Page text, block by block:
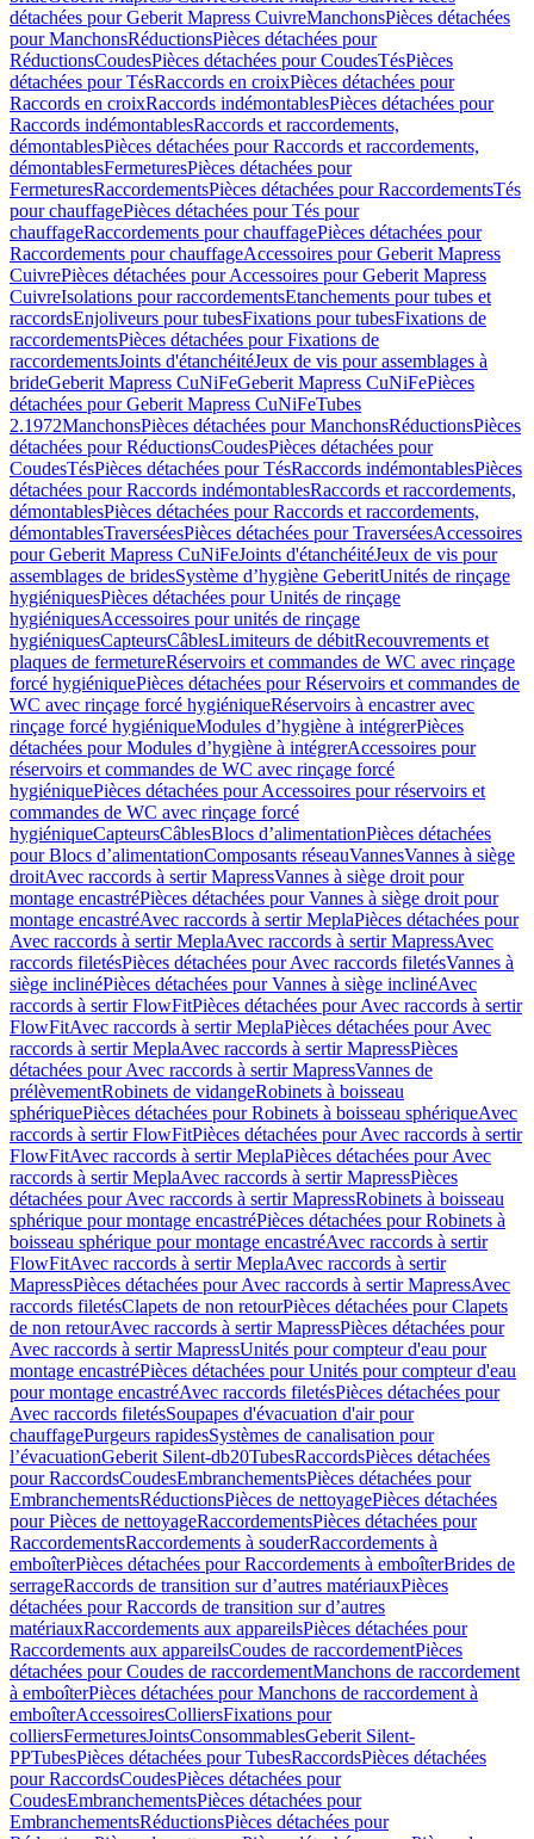
détachées pour Geberit Mapress CuivreManchonsPièces détachées
pour ManchonsRéductionsPièces détachées pour
RéductionsCoudesPièces détachées pour CoudesTésPièces
détachées pour TésRaccords en croixPièces détachées pour
Raccords en croixRaccords indémontablesPièces détachées pour
Raccords indémontablesRaccords et raccordements,
démontablesPièces détachées pour Raccords et raccordements,
démontablesFermeturesPièces détachées pour
FermeturesRaccordementsPièces détachées pour RaccordementsTés
pour chauffagePièces détachées pour Tés pour
chauffageRaccordements pour chauffagePièces détachées pour
Raccordements pour chauffageAccessoires pour Geberit Mapress
CuivrePièces détachées pour Accessoires pour Geberit Mapress
CuivreIsolations pour raccordementsEtanchements pour tubes et
raccordsEnjoliveurs pour tubesFixations pour tubesFixations de
raccordementsPièces détachées pour Fixations de
raccordementsJoints d'étanchéitéJeux de vis pour assemblages à
brideGeberit Mapress CuNiFeGeberit Mapress CuNiFePièces
détachées pour Geberit Mapress CuNiFeTubes
2.1972ManchonsPièces détachées pour ManchonsRéductionsPièces
détachées pour RéductionsCoudesPièces détachées pour
CoudesTésPièces détachées pour TésRaccords indémontablesPièces
détachées pour Raccords indémontablesRaccords et raccordements,
démontablesPièces détachées pour Raccords et raccordements,
démontablesTraverséesPièces détachées pour TraverséesAccessoires
pour Geberit Mapress CuNiFeJoints d'étanchéitéJeux de vis pour
assemblages de bridesSystème d’hygiène GeberitUnités de rinçage
hygiéniquesPièces détachées pour Unités de rinçage
hygiéniquesAccessoires pour unités de rinçage
hygiéniquesCapteursCâblesLimiteurs de débitRecouvrements et
plaques de fermetureRéservoirs et commandes de WC avec rinçage
forcé hygiéniquePièces détachées pour Réservoirs et commandes de
WC avec rinçage forcé hygiéniqueRéservoirs à encastrer avec
rinçage forcé hygiéniqueModules d’hygiène à intégrerPièces
détachées pour Modules d’hygiène à intégrerAccessoires pour
réservoirs et commandes de WC avec rinçage forcé
hygiéniquePièces détachées pour Accessoires pour réservoirs et
commandes de WC avec rinçage forcé
hygiéniqueCapteursCâblesBlocs d’alimentationPièces détachées
pour Blocs d’alimentationComposants réseauVannesVannes à siège
droitAvec raccords à sertir MapressVannes à siège droit pour
montage encastréPièces détachées pour Vannes à siège droit pour
montage encastréAvec raccords à sertir MeplaPièces détachées pour
Avec raccords à sertir MeplaAvec raccords à sertir MapressAvec
raccords filetésPièces détachées pour Avec raccords filetésVannes à
siège inclinéPièces détachées pour Vannes à siège inclinéAvec
raccords à sertir FlowFitPièces détachées pour Avec raccords à sertir
FlowFitAvec raccords à sertir MeplaPièces détachées pour Avec
raccords à sertir MeplaAvec raccords à sertir MapressPièces
détachées pour Avec raccords à sertir MapressVannes de
prélèvementRobinets de vidangeRobinets à boisseau
sphériquePièces détachées pour Robinets à boisseau sphériqueAvec
raccords à sertir FlowFitPièces détachées pour Avec raccords à sertir
FlowFitAvec raccords à sertir MeplaPièces détachées pour Avec
raccords à sertir MeplaAvec raccords à sertir MapressPièces
détachées pour Avec raccords à sertir MapressRobinets à boisseau
sphérique pour montage encastréPièces détachées pour Robinets à
boisseau sphérique pour montage encastréAvec raccords à sertir
FlowFitAvec raccords à sertir MeplaAvec raccords à sertir
MapressPièces détachées pour Avec raccords à sertir MapressAvec
raccords filetésClapets de non retourPièces détachées pour Clapets
de non retourAvec raccords à sertir MapressPièces détachées pour
Avec raccords à sertir MapressUnités pour compteur d'eau pour
montage encastréPièces détachées pour Unités pour compteur d'eau
pour montage encastréAvec raccords filetésPièces détachées pour
Avec raccords filetésSoupapes d'évacuation d'air pour
chauffagePurgeurs rapidesSystèmes de canalisation pour
l’évacuationGeberit Silent-db20TubesRaccordsPièces détachées
pour RaccordsCoudesEmbranchementsPièces détachées pour
EmbranchementsRéductionsPièces de nettoyagePièces détachées
pour Pièces de nettoyageRaccordementsPièces détachées pour
RaccordementsRaccordements à souderRaccordements à
emboîterPièces détachées pour Raccordements à emboîterBrides de
serrageRaccords de transition sur d’autres matériauxPièces
détachées pour Raccords de transition sur d’autres
matériauxRaccordements aux appareilsPièces détachées pour
Raccordements aux appareilsCoudes de raccordementPièces
détachées pour Coudes de raccordementManchons de raccordement
à emboîterPièces détachées pour Manchons de raccordement à
emboîterAccessoiresColliersFixations pour
colliersFermeturesJointsConsommablesGeberit Silent-
PPTubesPièces détachées pour TubesRaccordsPièces détachées
pour RaccordsCoudesPièces détachées pour
CoudesEmbranchementsPièces détachées pour
EmbranchementsRéductionsPièces détachées pour